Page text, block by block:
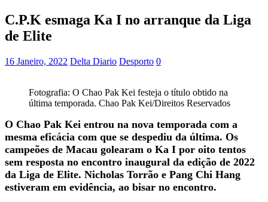
C.P.K esmaga Ka I no arranque da Liga
de Elite
16 Janeiro, 2022 Delta Diario Desporto 0
Fotografia: O Chao Pak Kei festeja o título obtido na
última temporada. Chao Pak Kei/Direitos Reservados
O Chao Pak Kei entrou na nova temporada com a
mesma eficácia com que se despediu da última. Os
campeões de Macau golearam o Ka I por oito tentos
sem resposta no encontro inaugural da edição de 2022
da Liga de Elite. Nicholas Torrão e Pang Chi Hang
estiveram em evidência, ao bisar no encontro.